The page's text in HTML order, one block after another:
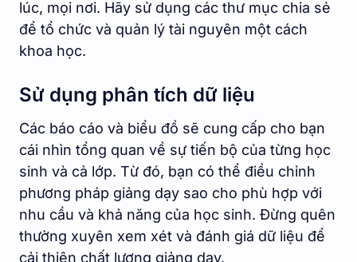
lúc, mọi nơi. Hãy sử dụng các thư mục chia sẻ
để tổ chức và quản lý tài nguyên một cách
khoa học.
Sử dụng phân tích dữ liệu
Các báo cáo và biểu đồ sẽ cung cấp cho bạn
cái nhìn tổng quan về sự tiến bộ của từng học
sinh và cả lớp. Từ đó, bạn có thể điều chỉnh
phương pháp giảng dạy sao cho phù hợp với
nhu cầu và khả năng của học sinh. Đừng quên
thường xuyên xem xét và đánh giá dữ liệu để
cải thiện chất lượng giảng dạy.